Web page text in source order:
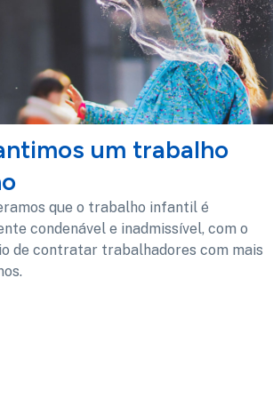
um trabalho
que o trabalho infantil é
condenável e inadmissível, com o
de contratar trabalhadores com mais